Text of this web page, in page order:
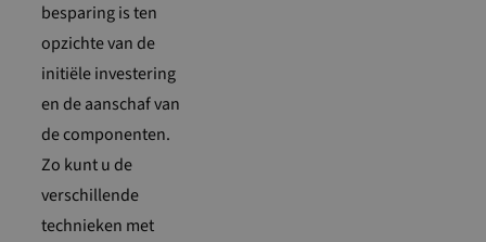
besparing is ten
opzichte van de
initiële investering
en de aanschaf van
de componenten.
Zo kunt u de
verschillende
technieken met